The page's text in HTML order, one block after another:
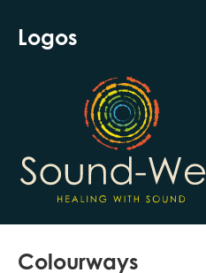
Logos
Colourways